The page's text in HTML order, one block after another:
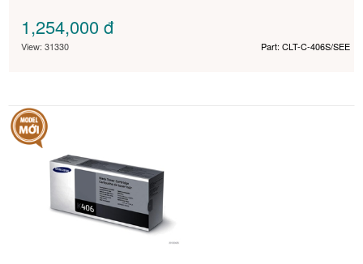
1,254,000đ
View: 31330 Part: CLT-C-406S/SEE